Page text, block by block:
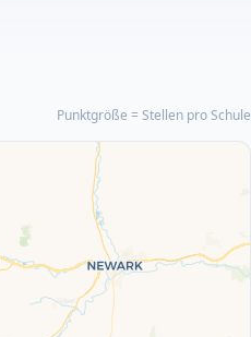
Punktgröße = Stellen pro Schule